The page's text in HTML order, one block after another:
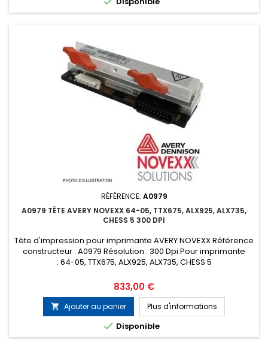
RÉFÉRENCE: A0979
A0979 TÊTE AVERY NOVEXX 64-05, TTX675, ALX925, ALX735,
CHESS 5 300 DPI
Tête d'impression pour imprimante AVERY NOVEXX Référence
constructeur : A0979 Résolution : 300 Dpi Pour imprimante
: 64-05, TTX675, ALX925, ALX735, CHESS 5
Prix
833,00 €
 Ajouter au panier Plus d'informations
 Disponible